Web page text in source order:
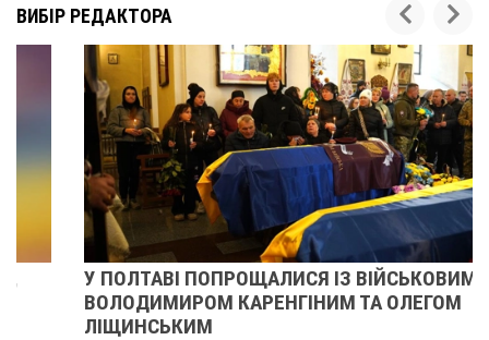
ВИБІР РЕДАКТОРА
У ПОЛТАВІ ПОПРОЩАЛИСЯ ІЗ ВІЙСЬКОВИМИ
ВОЛОДИМИРОМ КАРЕНГІНИМ ТА ОЛЕГОМ
ЛІЩИНСЬКИМ